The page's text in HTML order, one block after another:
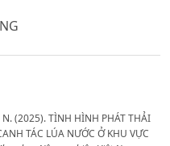
(2025). TÌNH HÌNH PHÁT THẢI
TÁC LÚA NƯỚC Ở KHU VỰC